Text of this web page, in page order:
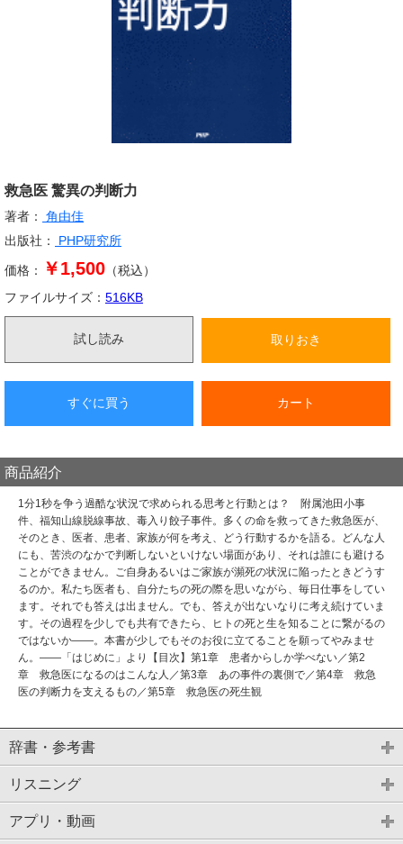
救急医 驚異の判断力
著者：
角由佳
出版社：
PHP研究所
価格： ￥1,500 （税込）
ファイルサイズ： 516KB
試し読み 取りおき
すぐに買う カート
商品紹介
1分1秒を争う過酷な状況で求められる思考と行動とは？ 附属池田小事
件、福知山線脱線事故、毒入り餃子事件。多くの命を救ってきた救急医が、
そのとき、医者、患者、家族が何を考え、どう行動するかを語る。どんな人
にも、苦渋のなかで判断しないといけない場面があり、それは誰にも避ける
ことができません。ご自身あるいはご家族が瀕死の状況に陥ったときどうす
るのか。私たち医者も、自分たちの死の際を思いながら、毎日仕事をしてい
ます。それでも答えは出ません。でも、答えが出ないなりに考え続けていま
す。その過程を少しでも共有できたら、ヒトの死と生を知ることに繋がるの
ではないか――。本書が少しでもそのお役に立てることを願ってやみませ
ん。――「はじめに」より【目次】第1章 患者からしか学べない／第2
章 救急医になるのはこんな人／第3章 あの事件の裏側で／第4章 救急
医の判断力を支えるもの／第5章 救急医の死生観
辞書・参考書
リスニング
アプリ・動画